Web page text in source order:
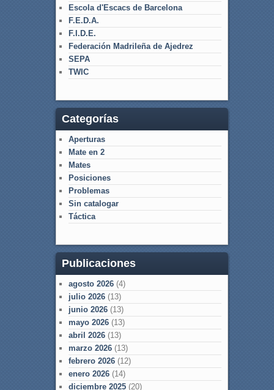
Escola d'Escacs de Barcelona
F.E.D.A.
F.I.D.E.
Federación Madrileña de Ajedrez
SEPA
TWIC
Categorías
Aperturas
Mate en 2
Mates
Posiciones
Problemas
Sin catalogar
Táctica
Publicaciones
agosto 2026(4)
julio 2026(13)
junio 2026(13)
mayo 2026(13)
abril 2026(13)
marzo 2026(13)
febrero 2026(12)
enero 2026(14)
diciembre 2025(20)